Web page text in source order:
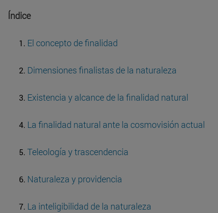
Índice
El concepto de finalidad
Dimensiones finalistas de la naturaleza
Existencia y alcance de la finalidad natural
La finalidad natural ante la cosmovisión actual
Teleología y trascendencia
Naturaleza y providencia
La inteligibilidad de la naturaleza